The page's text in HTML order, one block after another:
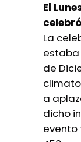
El
La
estaba
de
a
dicho
evento